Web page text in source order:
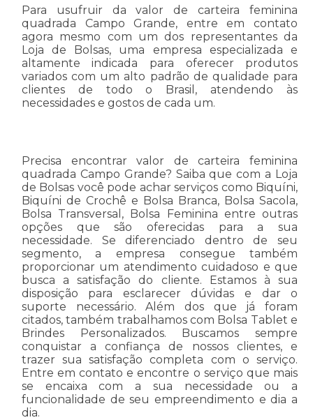
Para usufruir da valor de carteira feminina
quadrada Campo Grande, entre em contato
agora mesmo com um dos representantes da
Loja de Bolsas, uma empresa especializada e
altamente indicada para oferecer produtos
variados com um alto padrão de qualidade para
clientes de todo o Brasil, atendendo às
necessidades e gostos de cada um.
Precisa encontrar valor de carteira feminina
quadrada Campo Grande? Saiba que com a Loja
de Bolsas você pode achar serviços como Biquíni,
Biquíni de Crochê e Bolsa Branca, Bolsa Sacola,
Bolsa Transversal, Bolsa Feminina entre outras
opções que são oferecidas para a sua
necessidade. Se diferenciado dentro de seu
segmento, a empresa consegue também
proporcionar um atendimento cuidadoso e que
busca a satisfação do cliente. Estamos à sua
disposição para esclarecer dúvidas e dar o
suporte necessário. Além dos que já foram
citados, também trabalhamos com Bolsa Tablet e
Brindes Personalizados. Buscamos sempre
conquistar a confiança de nossos clientes, e
trazer sua satisfação completa com o serviço.
Entre em contato e encontre o serviço que mais
se encaixa com a sua necessidade ou a
funcionalidade de seu empreendimento e dia a
dia.